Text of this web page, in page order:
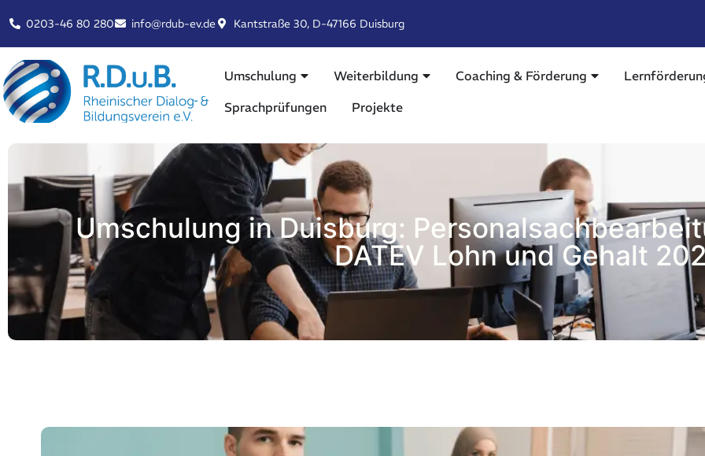
0203-46 80 280 info@rdub-ev.de Kantstraße 30, D-47166 Duisburg
Umschulung Weiterbildung Coaching & Förderung
Sprachprüfungen
Projekte
Umschulung in Duisburg:
DATEV Lohn und Gehalt